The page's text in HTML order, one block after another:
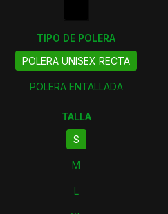
TIPO DE POLERA
POLERA UNISEX RECTA
POLERA ENTALLADA
TALLA
S
M
L